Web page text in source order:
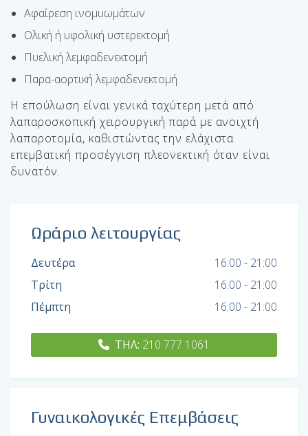
Αφαίρεση ινομυωμάτων
Ολική ή υφολική υστερεκτομή
Πυελική λεμφαδενεκτομή
Παρα-αορτική λεμφαδενεκτομή
Η επούλωση είναι γενικά ταχύτερη μετά από
λαπαροσκοπική χειρουργική παρά με ανοιχτή
λαπαροτομία, καθιστώντας την ελάχιστα
επεμβατική προσέγγιση πλεονεκτική όταν είναι
δυνατόν.
Ωράριο λειτουργίας
Δευτέρα
16:00 - 21:00
Τρίτη
16:00 - 21:00
Πέμπτη
16:00 - 21:00
ΤΗΛ: 210 777 1061
Γυναικολογικές Επεμβάσεις